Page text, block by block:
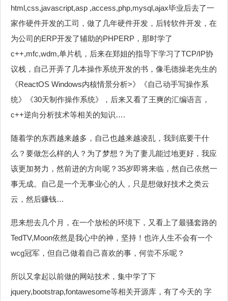
html,css,javascript,asp ,access,php,mysql,ajax毕业后去了一
家作硬件开发的工司，做了几年硬件开发，后转软件开发，在
为公司的ERP开发了辅助的PHPERP，那时学了
c++,mfc,wdm,单片机，后来在郑姐的指导下学习了TCP/IP协
议栈，自己开弄了几本操作系统开发的书，像毛德操老先生的
《ReactOS Windows内核情景分析>》《自己动手写操作系
统》《30天制作操作系统》，后来又看了王爽的汇编语言，
c++逆向分析技术等相关的知识….
随着学的东西越来越多，自己也越来越凌乱，我到底要干什
么？要做怎么样的人？为了梦想？为了妻儿能过地更好，我应
该更加努力，然前进的方向呢？35岁即将来临，然自己依然一
事无成。自己是一个无事业心的人，只是想做好技术之类云
云，然后赚钱…
思来想去几个月，在一个放松的环境下，又看上了最骚套路的
TedTV,Moon依然是我心中的神，坚持！也许人生不会有一个
wcg冠军，但自己做着自己喜欢的事，何尝不乐呢？
所以又拿起以前做的网站技术，集中学了下
jquery,bootstrap,fontawesome等相关开源库，有了今天的 字